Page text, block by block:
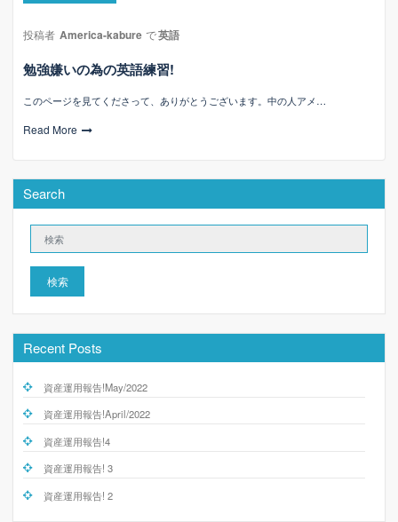
投稿者 America-kabure で英語
勉強嫌いの為の英語練習!
このページを見てくださって、ありがとうございます。中の人アメ…
Read More
Search
検索
Recent Posts
資産運用報告!May/2022
資産運用報告!April/2022
資産運用報告!4
資産運用報告! 3
資産運用報告! 2